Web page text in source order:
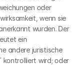
oder
wenn sie
wurden. Der
ein
andere juristische
kontrolliert wird; oder